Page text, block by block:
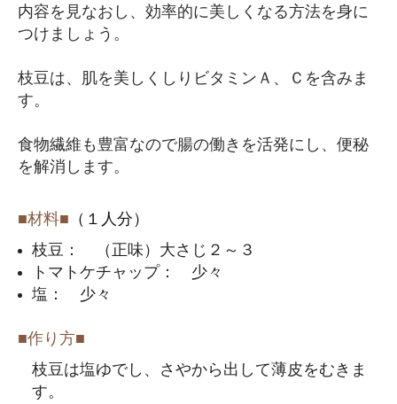
内容を見なおし、効率的に美しくなる方法を身に
つけましょう。
枝豆は、肌を美しくしりビタミンＡ、Ｃを含みま
す。
食物繊維も豊富なので腸の働きを活発にし、便秘
を解消します。
■材料■ （１人分）
枝豆： （正味）大さじ２～３
トマトケチャップ： 少々
塩： 少々
■作り方■
枝豆は塩ゆでし、さやから出して薄皮をむきま
す。